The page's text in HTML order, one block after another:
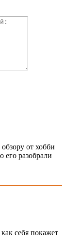
от хобби
его разобрали
себя покажет